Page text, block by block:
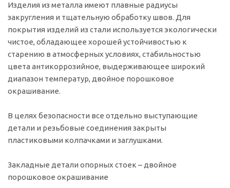
Изделия из металла имеют плавные радиусы
закругления и тщательную обработку швов. Для
покрытия изделий из стали используется экологически
чистое, обладающее хорошей устойчивостью к
старению в атмосферных условиях, стабильностью
цвета антикоррозийное, выдерживающее широкий
диапазон температур, двойное порошковое
окрашивание.
В целях безопасности все отдельно выступающие
детали и резьбовые соединения закрыты
пластиковыми колпачками и заглушками.
Закладные детали опорных стоек – двойное
порошковое окрашивание